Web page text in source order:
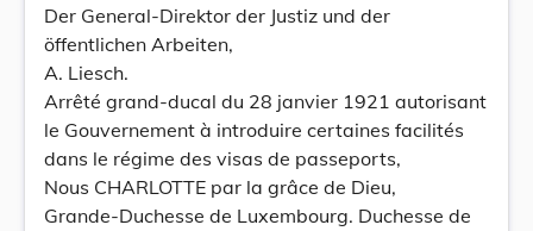
Der General-Direktor der Justiz und der
öffentlichen Arbeiten,
A. Liesch.
Arrêté grand-ducal du 28 janvier 1921 autorisant
le Gouvernement à introduire certaines facilités
dans le régime des visas de passeports,
Nous CHARLOTTE par la grâce de Dieu,
Grande-Duchesse de Luxembourg. Duchesse de